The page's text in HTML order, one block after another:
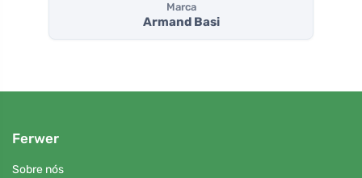
Marca
Armand Basi
Ferwer
Sobre nós